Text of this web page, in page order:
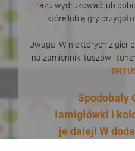
razu wydrukować lub
które lubią gry
Uwaga! W niektórych z gier
na zamienniki tuszów i
Spodobały
łamigłówki i
je dalej! W